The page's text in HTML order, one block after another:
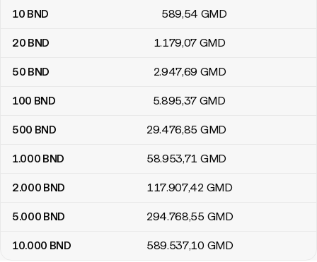
10 BND 589,54 GMD
20 BND 1.179,07 GMD
50 BND 2.947,69 GMD
100 BND 5.895,37 GMD
500 BND 29.476,85 GMD
1.000 BND 58.953,71 GMD
2.000 BND 117.907,42 GMD
5.000 BND 294.768,55 GMD
10.000 BND 589.537,10 GMD